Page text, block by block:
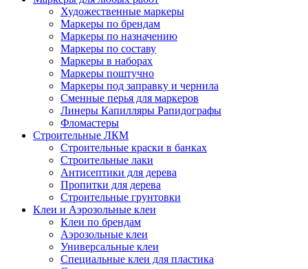
Художественные маркеры
Маркеры по брендам
Маркеры по назначению
Маркеры по составу
Маркеры в наборах
Маркеры поштучно
Маркеры под заправку и чернила
Сменные перья для маркеров
Линеры Капилляры Рапидографы
Фломастеры
Строительные ЛКМ
Строительные краски в банках
Строительные лаки
Антисептики для дерева
Пропитки для дерева
Строительные грунтовки
Клеи и Аэрозольные клеи
Клеи по брендам
Аэрозольные клеи
Универсальные клеи
Специальные клеи для пластика